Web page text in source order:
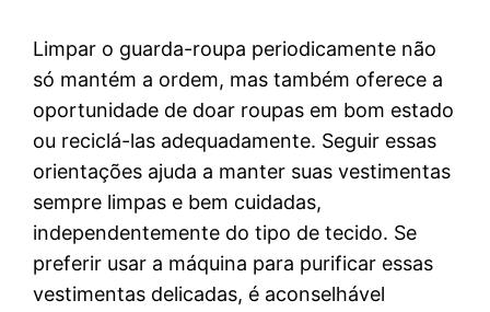
Limpar o guarda-roupa periodicamente não
só mantém a ordem, mas também oferece a
oportunidade de doar roupas em bom estado
ou reciclá-las adequadamente. Seguir essas
orientações ajuda a manter suas vestimentas
sempre limpas e bem cuidadas,
independentemente do tipo de tecido. Se
preferir usar a máquina para purificar essas
vestimentas delicadas, é aconselhável